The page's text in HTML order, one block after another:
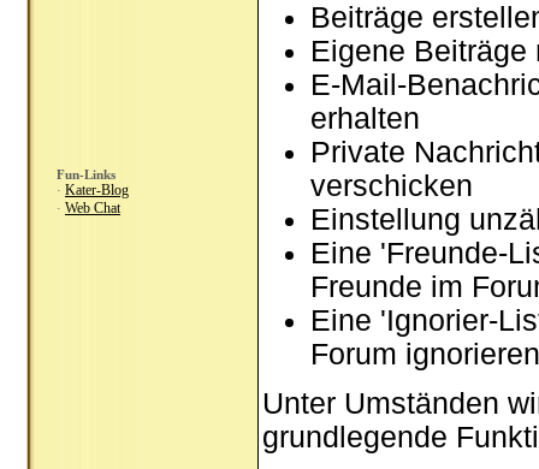
Fun-Links
· Kater-Blog
· Web Chat
Beiträge
Eigene
E-Mail-
erhalten
Private
verschicken
Einstellung
Eine 'Freunde-
Freunde im
Eine 'Ignorier-
Forum
Unter Umständen
grundlegende